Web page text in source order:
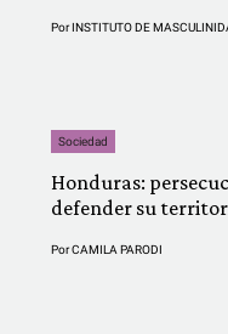
PorINSTITUTO DE
Sociedad
Honduras:
defender su
PorCAMILA PARODI